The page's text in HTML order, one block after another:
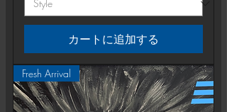
カートに追加する
Fresh Arrival